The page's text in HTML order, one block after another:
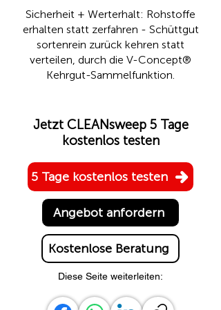
Sicherheit + Werterhalt: Rohstoffe
erhalten statt zerfahren - Schüttgut
sortenrein zurück kehren statt
verteilen, durch die V-Concept®
Kehrgut-Sammelfunktion.
Jetzt CLEANsweep 5 Tage
kostenlos testen
5 Tage kostenlos testen
Angebot anfordern
Kostenlose Beratung
Diese Seite weiterleiten: